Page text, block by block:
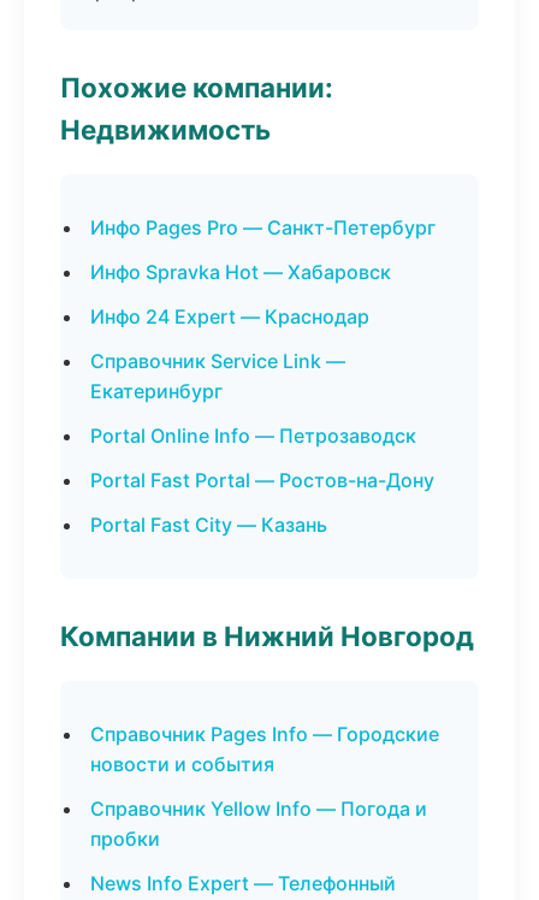
Похожие компании:
Недвижимость
Инфо Pages Pro — Санкт-Петербург
Инфо Spravka Hot — Хабаровск
Инфо 24 Expert — Краснодар
Справочник Service Link —
Екатеринбург
Portal Online Info — Петрозаводск
Portal Fast Portal — Ростов-на-Дону
Portal Fast City — Казань
Компании в Нижний Новгород
Справочник Pages Info — Городские
новости и события
Справочник Yellow Info — Погода и
пробки
News Info Expert — Телефонный